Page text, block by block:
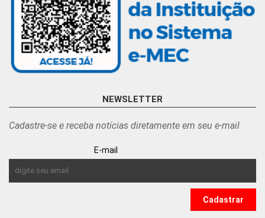
NEWSLETTER
Cadastre-se e receba notícias diretamente em seu e-mail
E-mail